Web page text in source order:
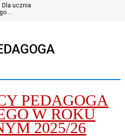
Dla ucznia
...
PEDAGOGA
W ROKU
2025/26